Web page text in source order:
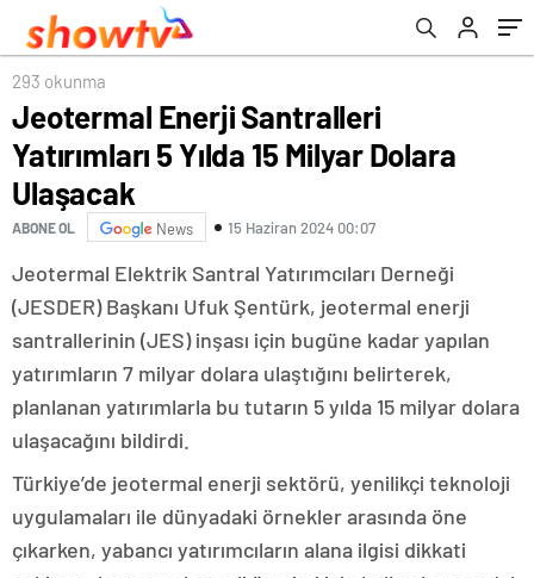
293 okunma
Jeotermal Enerji Santralleri
Yatırımları 5 Yılda 15 Milyar Dolara
Ulaşacak
ABONE OL News 15 Haziran 2024 00:07
Jeotermal Elektrik Santral Yatırımcıları Derneği
(JESDER) Başkanı Ufuk Şentürk, jeotermal enerji
santrallerinin (JES) inşası için bugüne kadar yapılan
yatırımların 7 milyar dolara ulaştığını belirterek,
planlanan yatırımlarla bu tutarın 5 yılda 15 milyar dolara
ulaşacağını bildirdi.
Türkiye’de jeotermal enerji sektörü, yenilikçi teknoloji
uygulamaları ile dünyadaki örnekler arasında öne
çıkarken, yabancı yatırımcıların alana ilgisi dikkati